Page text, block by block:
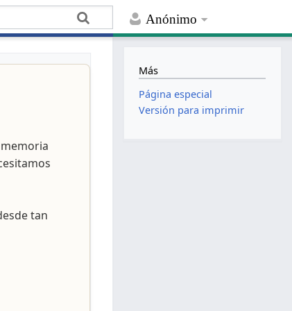
Anónimo
tan
Más
Página especial
Versión para imprimir